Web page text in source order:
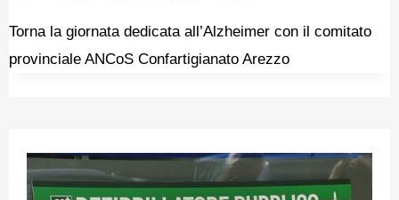
Torna la giornata dedicata all’Alzheimer con il comitato
provinciale ANCoS Confartigianato Arezzo